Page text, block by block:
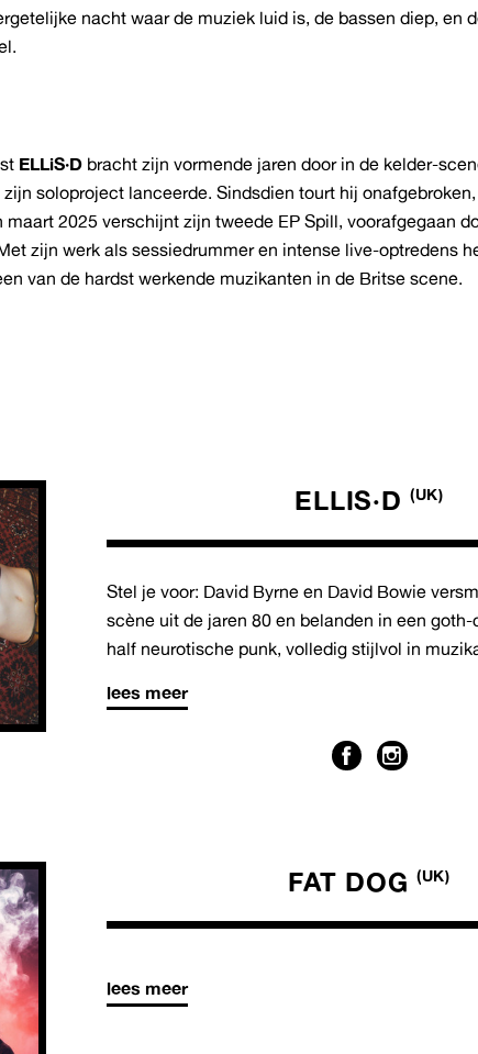
nacht waar de muziek luid is, de bassen diep, en
ELLiS·D bracht zijn vormende jaren door in de kelder-
soloproject lanceerde. Sindsdien tourt hij
2025 verschijnt zijn tweede EP Spill, voorafgegaan
zijn werk als sessiedrummer en intense live-optredens
van de hardst werkende muzikanten in de Britse scene.
ELLIS·D (UK)
Stel je voor: David Byrne en David Bowie
scène uit de jaren 80 en belanden in een
half neurotische punk, volledig stijlvol in
lees meer
FAT DOG (UK)
lees meer